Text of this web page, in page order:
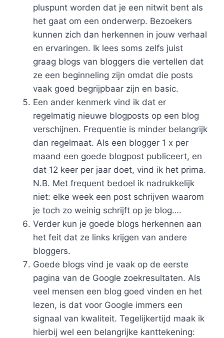
pluspunt worden dat je een nitwit bent als
het gaat om een onderwerp. Bezoekers
kunnen zich dan herkennen in jouw verhaal
en ervaringen. Ik lees soms zelfs juist
graag blogs van bloggers die vertellen dat
ze een beginneling zijn omdat die posts
vaak goed begrijpbaar zijn en basic.
Een ander kenmerk vind ik dat er
regelmatig nieuwe blogposts op een blog
verschijnen. Frequentie is minder belangrijk
dan regelmaat. Als een blogger 1 x per
maand een goede blogpost publiceert, en
dat 12 keer per jaar doet, vind ik het prima.
N.B. Met frequent bedoel ik nadrukkelijk
niet: elke week een post schrijven waarom
je toch zo weinig schrijft op je blog….
Verder kun je goede blogs herkennen aan
het feit dat ze links krijgen van andere
bloggers.
Goede blogs vind je vaak op de eerste
pagina van de Google zoekresultaten. Als
veel mensen een blog goed vinden en het
lezen, is dat voor Google immers een
signaal van kwaliteit. Tegelijkertijd maak ik
hierbij wel een belangrijke kanttekening: